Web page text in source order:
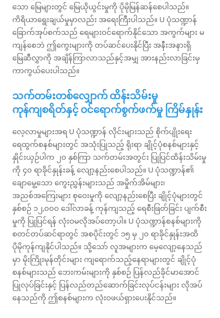
သော မြေများတွင် မြေယိုယွင်းမှုကို ပိုမိုမြန်ဆန်စေပါသည်။
ကိရိယာရွေးချယ်မှုမှာလည်း အရေးကြီးပါသည်။ U ပုံသဏ္ဍာန်
ခြောက်အုပ်စက်သည် ရေများဝင်ရောက်နိုင်သော အကွက်များ မ
ကျန်စေဘဲ ဤကွေးများကို တပ်ဆင်ပေးနိုင်ပြီး အနီးအနားရှိ
မြေဆီလွှာကို အချိန်ကြာလာသည်နှင့်အမျှ အားနည်းလာခြင်းမှ
ကာကွယ်ပေးပါသည်။
သက်တမ်းတစ်လျှောက် ထိန်းသိမ်းမှု
ကုန်ကျစရိတ်နှင့် ဝင်ရောက်စွက်ဖက်မှု ကြိမ်နှုန်း
လေ့လာမှုများအရ U ပုံသဏ္ဍာန် လိုင်းများသည် စိုက်ပျိုးရေး
ရေထွက်စနစ်များတွင် အသုံးပြုသည့် ရိုးရာ ချိုင့်ပုံစနစ်များနှင့်
နှိုင်းယှဉ်ပါက ၂၀ နှစ်ကြာ သက်တမ်းအတွင်း ပြုပြင်ထိန်းသိမ်းမှု
ကို ၄၀ ရာခိုင်နှုန်းခန့် လျော့နည်းစေပါသည်။ U ပုံသဏ္ဍာန်၏
ချောမွေ့သော ကွေးညွှန်းများသည် အမှိုက်အိမ်များ၊
အညစ်အကြေးများ စုဝေးမှုကို လျော့နည်းစေပြီး ချိုင့်ပုံများတွင်
နှစ်စဉ် ၁၂,၀၀၀ ဒေါ်လာခန့် ကုန်ကျသည့် ရေစီးဖြတ်ခြင်း ပျက်စီး
မှုကို ပြုပြင်ရန် လုံးဝမလိုအပ်တော့ပါ။ U ပုံသဏ္ဍာန်စနစ်များကို
စတင်တပ်ဆင်ရာတွင် အစပိုင်းတွင် ၁၅ မှ ၂၀ ရာခိုင်နှုန်းအထိ
ပိုမိုကုန်ကျနိုင်ပါသည်။ သို့သော် လူအများက မေ့လျော့နေသည်
မှာ မိုးကြိုးမုန်တိုင်းများ ကျရောက်သည့်နေရာများတွင် ချိုင့်ပုံ
စနစ်များသည် ဘေးကမ်းများကို နှစ်စဉ် ပြန်လည်ခိုင်မာအောင်
ပြုလုပ်ခြင်းနှင့် ပြန်လည်တည်ဆောက်ခြင်းလုပ်ငန်းများ လိုအပ်
နေသည်ကို ဤစနစ်များက လုံးဝဖယ်ရှားပေးနိုင်သည်။